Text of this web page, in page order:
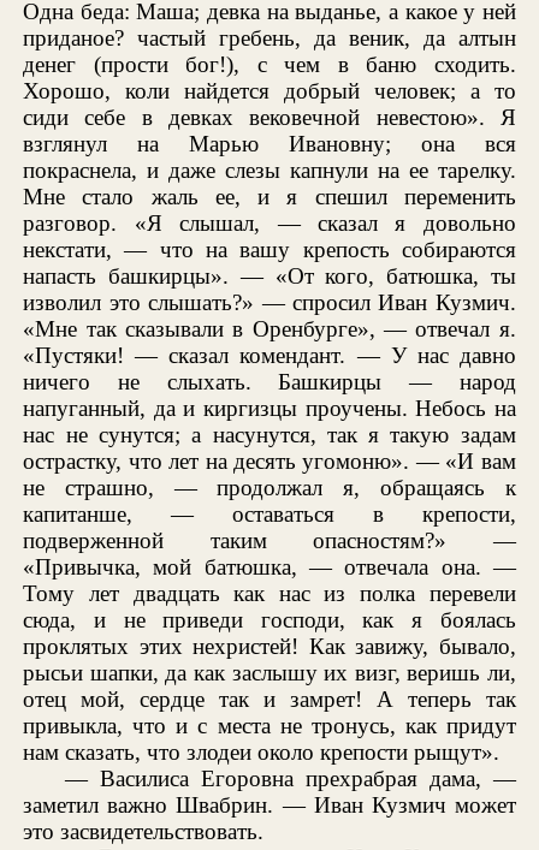
Одна беда: Маша; девка на выданье, а какое у ней
приданое? частый гребень, да веник, да алтын
денег (прости бог!), с чем в баню сходить.
Хорошо, коли найдется добрый человек; а то
сиди себе в девках вековечной невестою». Я
взглянул на Марью Ивановну; она вся
покраснела, и даже слезы капнули на ее тарелку.
Мне стало жаль ее, и я спешил переменить
разговор. «Я слышал, — сказал я довольно
некстати, — что на вашу крепость собираются
напасть башкирцы». — «От кого, батюшка, ты
изволил это слышать?» — спросил Иван Кузмич.
«Мне так сказывали в Оренбурге», — отвечал я.
«Пустяки! — сказал комендант. — У нас давно
ничего не слыхать. Башкирцы — народ
напуганный, да и киргизцы проучены. Небось на
нас не сунутся; а насунутся, так я такую задам
острастку, что лет на десять угомоню». — «И вам
не страшно, — продолжал я, обращаясь к
капитанше, — оставаться в крепости,
подверженной таким опасностям?» —
«Привычка, мой батюшка, — отвечала она. —
Тому лет двадцать как нас из полка перевели
сюда, и не приведи господи, как я боялась
проклятых этих нехристей! Как завижу, бывало,
рысьи шапки, да как заслышу их визг, веришь ли,
отец мой, сердце так и замрет! А теперь так
привыкла, что и с места не тронусь, как придут
нам сказать, что злодеи около крепости рыщут».
— Василиса Егоровна прехрабрая дама, —
заметил важно Швабрин. — Иван Кузмич может
это засвидетельствовать.